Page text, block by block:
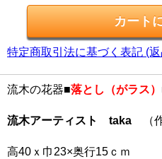
特定商取引法に基づく表記 (
流木の花器■落とし（がラス）
流木アーティスト taka （
高40ｘ巾23×奥行15ｃｍ